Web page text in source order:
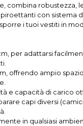
combina robustezza,
con sistema
i tuoi vestiti in
per adattarsi
offrendo ampio
e capacità di carico
capi diversi
in qualsiasi